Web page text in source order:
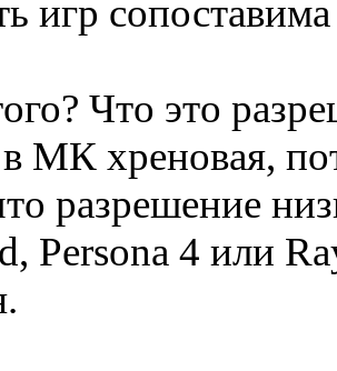
игр
Что это
МК хреновая,
разрешение
Persona 4 или